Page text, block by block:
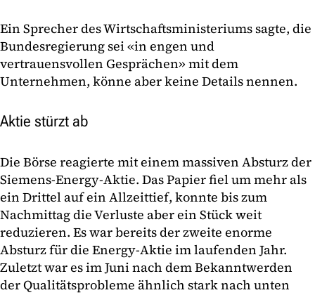
Ein Sprecher des Wirtschaftsministeriums sagte, die
Bundesregierung sei «in engen und
vertrauensvollen Gesprächen» mit dem
Unternehmen, könne aber keine Details nennen.
Aktie stürzt ab
Die Börse reagierte mit einem massiven Absturz der
Siemens-Energy-Aktie. Das Papier fiel um mehr als
ein Drittel auf ein Allzeittief, konnte bis zum
Nachmittag die Verluste aber ein Stück weit
reduzieren. Es war bereits der zweite enorme
Absturz für die Energy-Aktie im laufenden Jahr.
Zuletzt war es im Juni nach dem Bekanntwerden
der Qualitätsprobleme ähnlich stark nach unten